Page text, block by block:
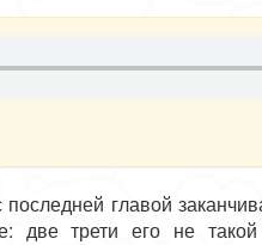
главой
две трети его не